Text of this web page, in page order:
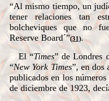
“Al mismo tiempo, un
tener relaciones tan
bolcheviques que no
Reserve Board´”(31).
El “Times” de Londres
“New York Times”, en dos
publicados en los
de diciembre de 1923,